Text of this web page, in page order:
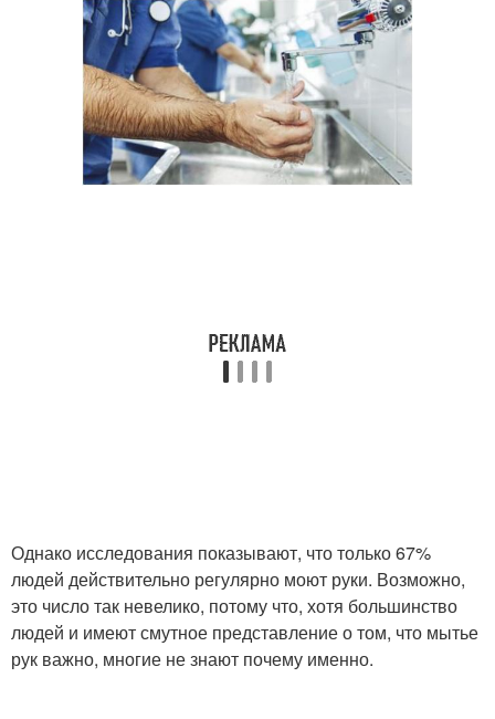
Однако исследования показывают, что только 67%
людей действительно регулярно моют руки. Возможно,
это число так невелико, потому что, хотя большинство
людей и имеют смутное представление о том, что мытье
рук важно, многие не знают почему именно.